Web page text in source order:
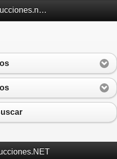
Megaconstrucciones.net Móvil